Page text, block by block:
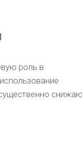
роль в